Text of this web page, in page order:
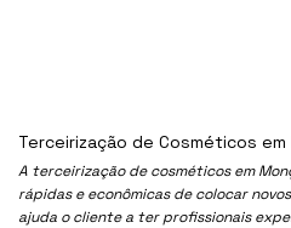
A terceirização de cosméticos em
rápidas e econômicas de colocar
ajuda o cliente a ter profissionais
Terceirização de Cosméticos